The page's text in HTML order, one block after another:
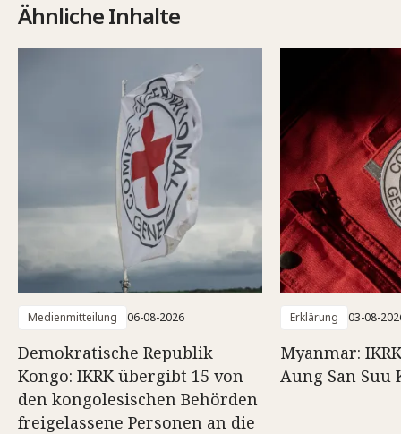
Ähnliche Inhalte
Medienmitteilung 06-08-2026
Demokratische Republik
Kongo: IKRK übergibt 15 von
den kongolesischen Behörden
freigelassene Personen an die
Erklärung 03-08-
Myanmar:
Aung San Suu